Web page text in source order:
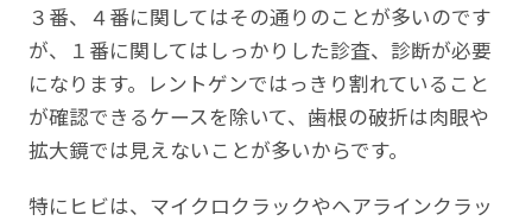
３番、４番に関してはその通りのことが多いのです
が、１番に関してはしっかりした診査、診断が必要
になります。レントゲンではっきり割れていること
が確認できるケースを除いて、歯根の破折は肉眼や
拡大鏡では見えないことが多いからです。
特にヒビは、マイクロクラックやヘアラインクラッ